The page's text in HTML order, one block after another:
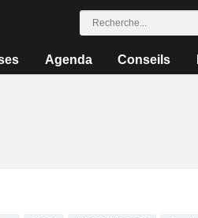
Agenda Conseils